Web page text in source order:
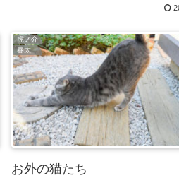
虎ノ介
春太
お外の猫たち